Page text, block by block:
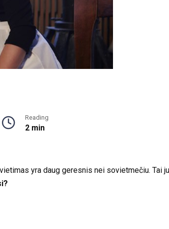
Reading
2 min
yra daug geresnis nei sovietmečiu. Tai